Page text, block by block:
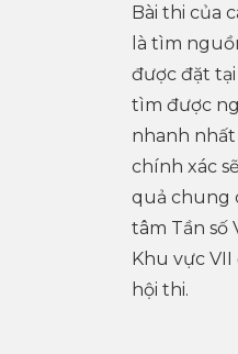
Bài thi của
là tìm
được đặt tại
tìm được
nhanh nhất
chính xác
quả chung
tâm Tần số
Khu vực VII
hội thi.